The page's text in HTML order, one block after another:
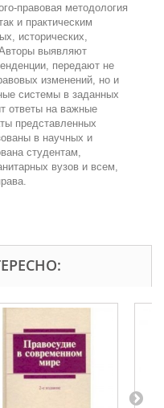
правовая методология
и практическим
исторических,
выявляют
передают не
изменений, но и
системы в заданных
ответы на важные
представленных
в научных и
студентам,
вузов и всем,